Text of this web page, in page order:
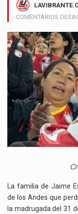
COMENTARIOS
La familia de Jaime
de los Andes que
la madrugada del 31